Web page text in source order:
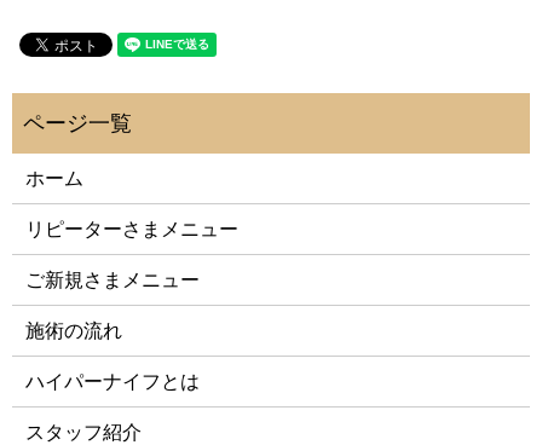
ホーム
リピーターさまメニュー
ご新規さまメニュー
施術の流れ
ハイパーナイフとは
スタッフ紹介